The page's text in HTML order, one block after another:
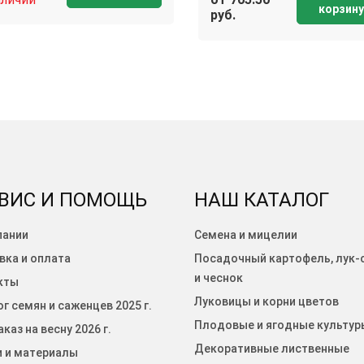
руб.
корзину
И ПОМОЩЬ
и оплата
семян и саженцев 2025 г.
на весну 2026 г.
и материалы
НАШ КАТАЛОГ
Семена и мицелии
Посадочный картофель, лук-
и чеснок
Луковицы и корни цветов
Плодовые и ягодные
Декоративные лиственные